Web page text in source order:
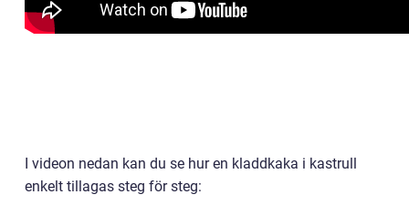
I videon nedan kan du se hur en kladdkaka i kastrull
enkelt tillagas steg för steg: